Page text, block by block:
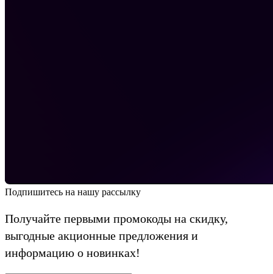
Подпишитесь на нашу рассылку
Получайте первыми промокоды на скидку,
выгодные акционные предложения и
информацию о новинках!